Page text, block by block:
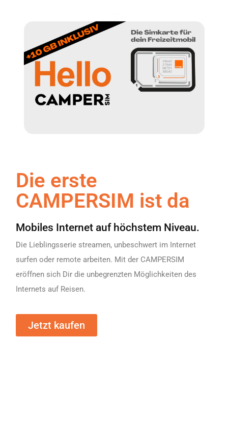
Die erste
CAMPERSIM ist da
Mobiles Internet auf höchstem Niveau.
Die Lieblingsserie streamen, unbeschwert im Internet
surfen oder remote arbeiten. Mit der CAMPERSIM
eröffnen sich Dir die unbegrenzten Möglichkeiten des
Internets auf Reisen.
Jetzt kaufen